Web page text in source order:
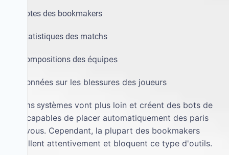
les cotes des bookmakers
les statistiques des matchs
les compositions des équipes
les données sur les blessures des joueurs
Certains systèmes vont plus loin et créent des bots de
paris capables de placer automatiquement des paris
pour vous. Cependant, la plupart des bookmakers
surveillent attentivement et bloquent ce type d'outils.